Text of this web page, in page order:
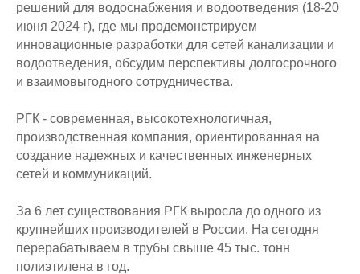
решений для водоснабжения и водоотведения (18-20
июня 2024 г), где мы продемонстрируем
инновационные разработки для сетей канализации и
водоотведения, обсудим перспективы долгосрочного
и взаимовыгодного сотрудничества.
РГК - современная, высокотехнологичная,
производственная компания, ориентированная на
создание надежных и качественных инженерных
сетей и коммуникаций.
За 6 лет существования РГК выросла до одного из
крупнейших производителей в России. На сегодня
перерабатываем в трубы свыше 45 тыс. тонн
полиэтилена в год.